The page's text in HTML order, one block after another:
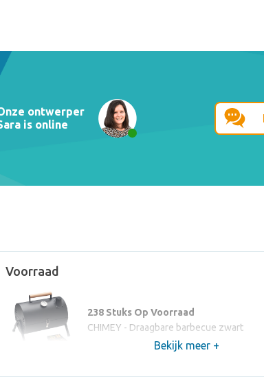
ontwerper
is online
Voorraad
238 Stuks Op Voorraad
CHIMEY - Draagbare barbecue zwart
Bekijk meer +